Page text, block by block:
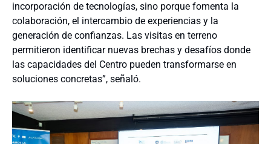
incorporación de tecnologías, sino porque fomenta la
colaboración, el intercambio de experiencias y la
generación de confianzas. Las visitas en terreno
permitieron identificar nuevas brechas y desafíos donde
las capacidades del Centro pueden transformarse en
soluciones concretas”, señaló.